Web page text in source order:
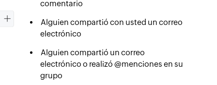
comentario
Alguien compartió con usted un correo
electrónico
Alguien compartió un correo
electrónico o realizó @menciones en su
grupo